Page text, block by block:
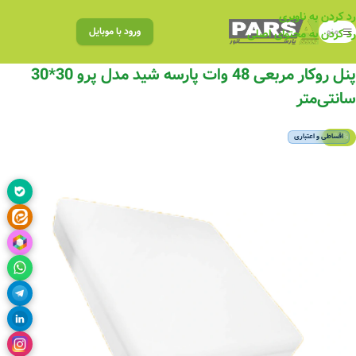
رد کردن به ناوبری
رد کردن به محتوای اصلی
منو ورود با موبایل
پنل روکار مربعی 48 وات پارسه شید مدل پرو 30*30
سانتی‌متر
اقساطی و اعتباری
-20%